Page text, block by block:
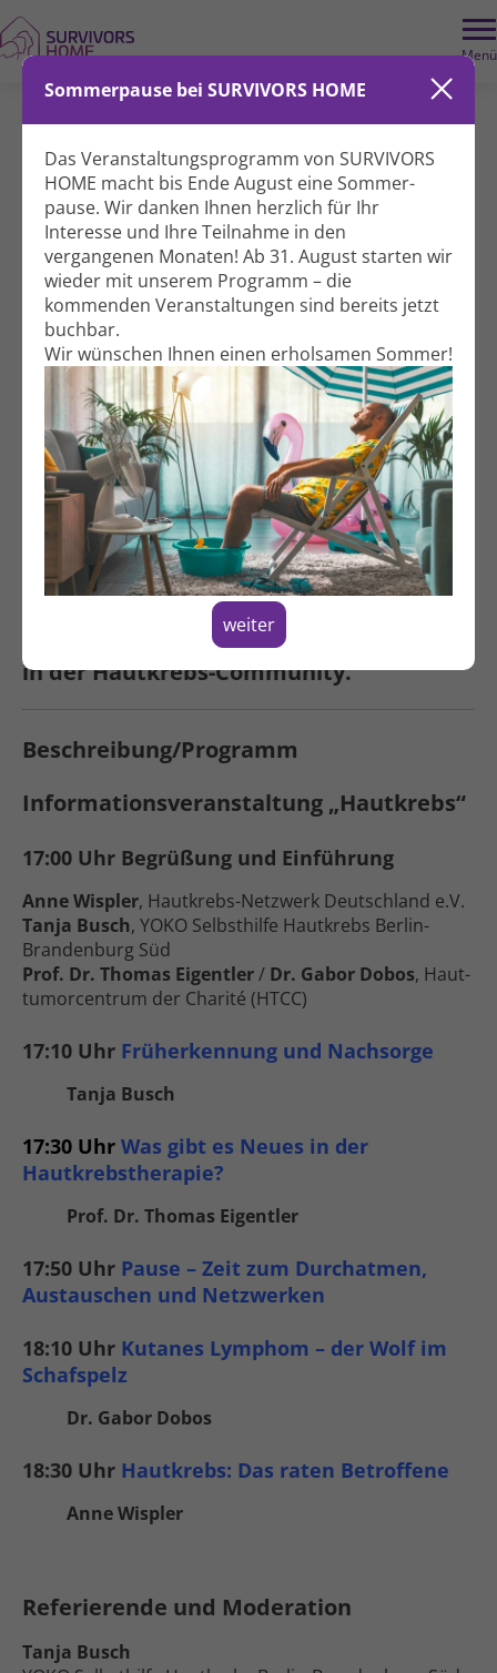
Menü
Sommerpause bei SURVIVORS HOME
Das Veranstaltungs­programm von SURVIVORS
HOME macht bis Ende August eine Sommer­
pause. Wir danken Ihnen herzlich für Ihr
Interesse und Ihre Teil­nahme in den
vergangenen Monaten! Ab 31. August starten wir
wieder mit unserem Programm – die
kommenden Veranstal­tungen sind bereits jetzt
buchbar.
Wir wünschen Ihnen einen erholsamen Sommer!
weiter
Wir benötigen Ihre Zustimmung, um dieses Element zu laden
. Dieses
externe Element könnte Daten über Ihre Aktivitäten sammeln. Bitte
anzuzeigen.Datenschutzerklärung.
Vorträge zu Früh­erkennung, innovativen
Therapien und persönlichen
Erfahrungen: Tauschen Sie sich aus,
stellen Sie Fragen und vernetzen Sie sich
in der Haut­krebs-Community.
Beschreibung/Programm
Informations­veranstaltung „Hautkrebs“
17:00 Uhr Begrüßung und Einführung
Anne Wispler, Hautkrebs-Netzwerk Deutschland e.V.
Tanja Busch, YOKO Selbsthilfe Haut­krebs Berlin-
Brandenburg Süd
Prof. Dr. Thomas Eigentler/ Dr. Gabor Dobos, Haut­­
tumor­­centrum der Charité (HTCC)
17:10 Uhr Früh­erkennung und Nach­sorge
Tanja Busch
17:30 Uhr Was gibt es Neues in der
Hautkrebs­therapie?
Prof. Dr. Thomas Eigentler
17:50 Uhr Pause – Zeit zum Durch­atmen,
Austauschen und Netzwerken
18:10 Uhr Kutanes Lymphom – der Wolf im
Schafspelz
Dr. Gabor Dobos
18:30 Uhr Hautkrebs: Das raten Betroffene
Anne Wispler
Referierende und Moderation
Tanja Busch
Hautkrebs verstehen – mit
Experten und Betroffenen im
Gespräch
Forschung & Wissen
Impuls & Austausch
Mittwoch, 06.05.2026
17:00 - 19:00 Uhr
Hildegardstraße 31
10715 Berlin